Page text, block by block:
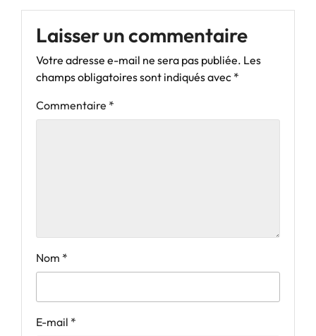
Laisser un commentaire
Votre adresse e-mail ne sera pas publiée. Les
champs obligatoires sont indiqués avec *
Commentaire *
Nom *
E-mail *